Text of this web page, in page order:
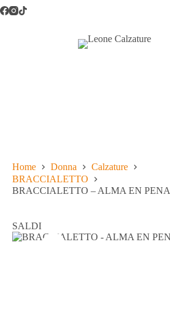
Salta
al
Home Donna
Calzature
BRACCIALETTO
BRACCIALETTO – ALMA EN PENA
SALDI